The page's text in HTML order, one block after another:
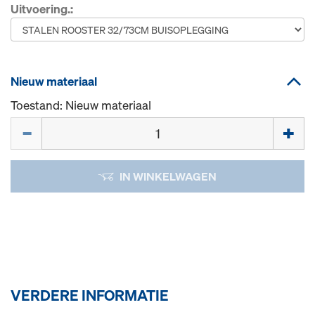
Uitvoering.:
Nieuw materiaal
Toestand: Nieuw materiaal
IN WINKELWAGEN
VERDERE INFORMATIE